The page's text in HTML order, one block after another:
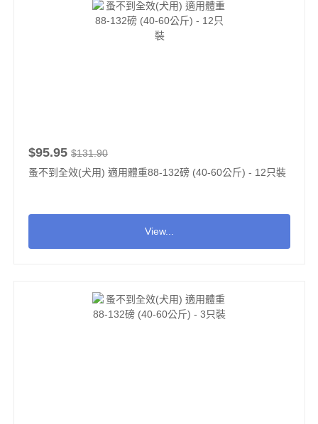
$95.95 $131.90
蚤不到全效(犬用) 適用體重88-132磅 (40-60公斤) - 12只裝
View...